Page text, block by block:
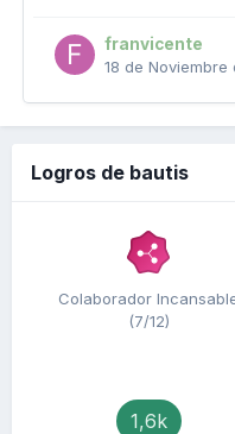
franvicente
18 de Noviembre
Logros de bautis
Colaborador
(7/12)
1,6k